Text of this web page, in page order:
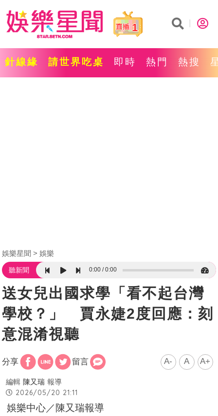
1
針線緣 請世界吃桌 即時 熱門 熱搜
娛樂星聞 娛樂
聽新聞 0:00 0:00
送女兒出國求學「看不起台灣
學校？」 賈永婕2度回應：刻
意混淆視聽
分享 留言 A- A A+
編輯 陳又瑞 報導
2026/05/20 21:11
娛樂中心／陳又瑞報導